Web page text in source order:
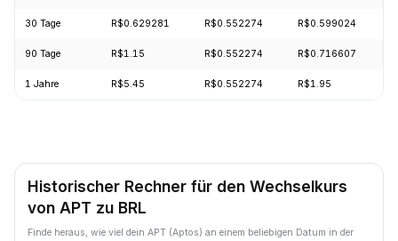
30 Tage R$0.629281 R$0.552274 R$0.599024
90 Tage R$1.15 R$0.552274 R$0.716607
1 Jahre R$5.45 R$0.552274 R$1.95
Historischer Rechner für den Wechselkurs
von APT zu BRL
Finde heraus, wie viel dein APT (Aptos) an einem beliebigen Datum in der